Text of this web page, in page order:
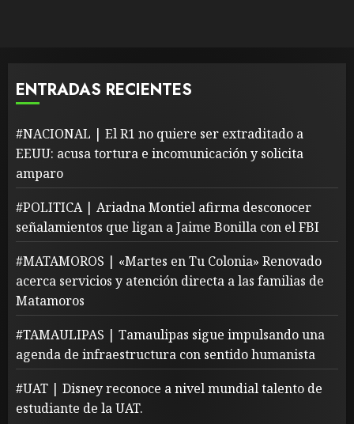
ENTRADAS RECIENTES
#NACIONAL | El R1 no quiere ser extraditado a
EEUU: acusa tortura e incomunicación y solicita
amparo
#POLITICA | Ariadna Montiel afirma desconocer
señalamientos que ligan a Jaime Bonilla con el FBI
#MATAMOROS | «Martes en Tu Colonia» Renovado
acerca servicios y atención directa a las familias de
Matamoros
#TAMAULIPAS | Tamaulipas sigue impulsando una
agenda de infraestructura con sentido humanista
#UAT | Disney reconoce a nivel mundial talento de
estudiante de la UAT.